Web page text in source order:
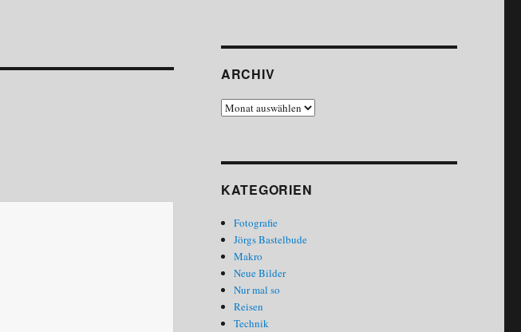
ARCHIV
Archiv
KATEGORIEN
Fotografie
Jörgs Bastelbude
Makro
Neue Bilder
Nur mal so
Reisen
Technik